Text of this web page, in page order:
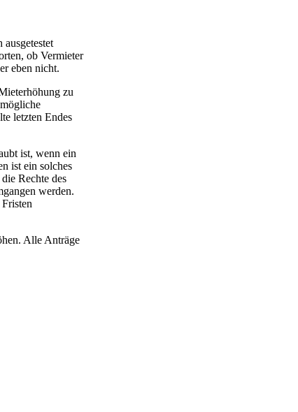
ob Vermieter
eben nicht.
zu
letzten Endes
ist, wenn ein
ist ein solches
Rechte des
werden.
Alle Anträge